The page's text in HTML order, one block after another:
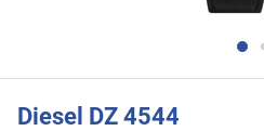
Diesel DZ 4544